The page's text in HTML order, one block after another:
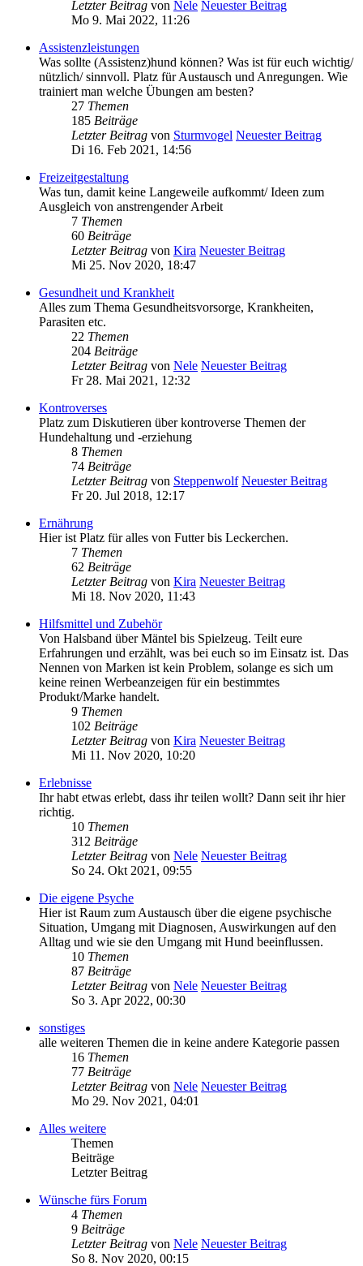
Letzter Beitrag von Nele Neuester Beitrag
Mo 9. Mai 2022, 11:26
Assistenzleistungen
Was sollte (Assistenz)hund können? Was ist für euch wichtig/
nützlich/ sinnvoll. Platz für Austausch und Anregungen. Wie
trainiert man welche Übungen am besten?
27 Themen
185 Beiträge
Letzter Beitrag von Sturmvogel Neuester Beitrag
Di 16. Feb 2021, 14:56
Freizeitgestaltung
Was tun, damit keine Langeweile aufkommt/ Ideen zum
Ausgleich von anstrengender Arbeit
7 Themen
60 Beiträge
Letzter Beitrag von Kira Neuester Beitrag
Mi 25. Nov 2020, 18:47
Gesundheit und Krankheit
Alles zum Thema Gesundheitsvorsorge, Krankheiten,
Parasiten etc.
22 Themen
204 Beiträge
Letzter Beitrag von Nele Neuester Beitrag
Fr 28. Mai 2021, 12:32
Kontroverses
Platz zum Diskutieren über kontroverse Themen der
Hundehaltung und -erziehung
8 Themen
74 Beiträge
Letzter Beitrag von Steppenwolf Neuester Beitrag
Fr 20. Jul 2018, 12:17
Ernährung
Hier ist Platz für alles von Futter bis Leckerchen.
7 Themen
62 Beiträge
Letzter Beitrag von Kira Neuester Beitrag
Mi 18. Nov 2020, 11:43
Hilfsmittel und Zubehör
Von Halsband über Mäntel bis Spielzeug. Teilt eure
Erfahrungen und erzählt, was bei euch so im Einsatz ist. Das
Nennen von Marken ist kein Problem, solange es sich um
keine reinen Werbeanzeigen für ein bestimmtes
Produkt/Marke handelt.
9 Themen
102 Beiträge
Letzter Beitrag von Kira Neuester Beitrag
Mi 11. Nov 2020, 10:20
Erlebnisse
Ihr habt etwas erlebt, dass ihr teilen wollt? Dann seit ihr hier
richtig.
10 Themen
312 Beiträge
Letzter Beitrag von Nele Neuester Beitrag
So 24. Okt 2021, 09:55
Die eigene Psyche
Hier ist Raum zum Austausch über die eigene psychische
Situation, Umgang mit Diagnosen, Auswirkungen auf den
Alltag und wie sie den Umgang mit Hund beeinflussen.
10 Themen
87 Beiträge
Letzter Beitrag von Nele Neuester Beitrag
So 3. Apr 2022, 00:30
sonstiges
alle weiteren Themen die in keine andere Kategorie passen
16 Themen
77 Beiträge
Letzter Beitrag von Nele Neuester Beitrag
Mo 29. Nov 2021, 04:01
Alles weitere
Themen
Beiträge
Letzter Beitrag
Wünsche fürs Forum
4 Themen
9 Beiträge
Letzter Beitrag von Nele Neuester Beitrag
So 8. Nov 2020, 00:15